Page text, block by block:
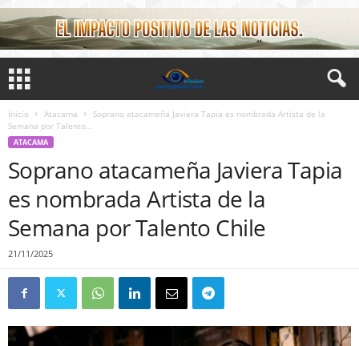
Inicio Atacama
Soprano atacameña Javiera Tapia es nombrada Artista de la
Semana por Talento...
ATACAMA
Soprano atacameña Javiera Tapia
es nombrada Artista de la
Semana por Talento Chile
21/11/2025